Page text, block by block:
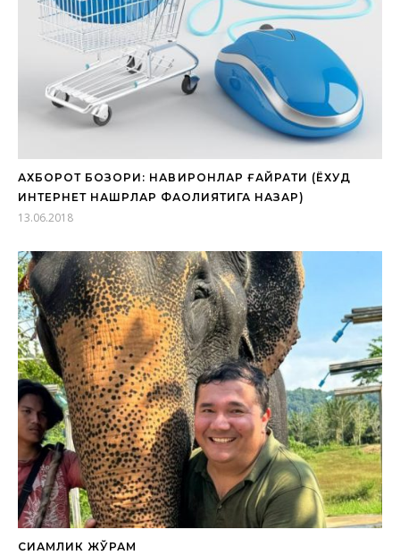
АХБОРОТ БОЗОРИ: НАВҚИРОНЛАР ҒАЙРАТИ (ЁХУД
ИНТЕРНЕТ НАШРЛАР ФАОЛИЯТИГА НАЗАР)
13.06.2018
СИАМЛИК ЖЎРАМ